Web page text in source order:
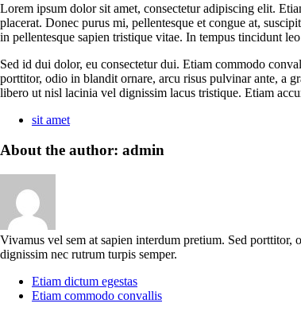
Lorem ipsum dolor sit amet, consectetur adipiscing elit.
placerat. Donec purus mi, pellentesque et congue at,
in pellentesque sapien tristique vitae. In tempus tincidunt
Sed id dui dolor, eu consectetur dui. Etiam commodo
porttitor, odio in blandit ornare, arcu risus pulvinar ante, a
libero ut nisl lacinia vel dignissim lacus tristique. Etiam
sit amet
About the author: admin
Vivamus vel sem at sapien interdum pretium. Sed porttitor,
dignissim nec rutrum turpis semper.
Etiam dictum egestas
Etiam commodo convallis